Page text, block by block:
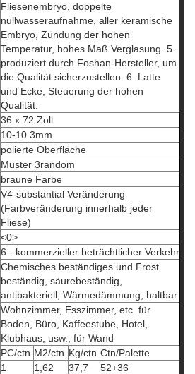
Fliesenembryo, doppelte
nullwasseraufnahme, aller keramische
Embryo, Zündung der hohen
Temperatur, hohes Maß Verglasung. 5.
produziert durch Foshan-Hersteller, um
die Qualität sicherzustellen. 6. Latte
und Ecke, Steuerung der hohen
Qualität.
36 x 72 Zoll
10-10.3mm
polierte Oberfläche
Muster 3random
braune Farbe
V4-substantial Veränderung
(Farbveränderung innerhalb jeder
Fliese)
<0>
6 - kommerzieller beträchtlicher Verkehr
Chemisches beständiges und Frost
beständig, säurebeständig,
antibakteriell, Wärmedämmung, haltbar
Wohnzimmer, Esszimmer, etc. für
Boden, Büro, Kaffeestube, Hotel,
Klubhaus, usw., für Wand
PC/ctn M2/ctn Kg/ctn Ctn/Palette
1 1,62 37,7
52+36